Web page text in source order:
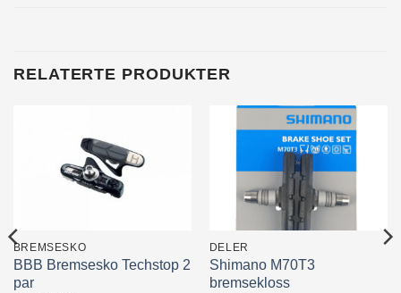
RELATERTE PRODUKTER
BREMSESKO
BBB Bremsesko Techstop 2
par
DELER
Shimano M70T3
bremsekloss